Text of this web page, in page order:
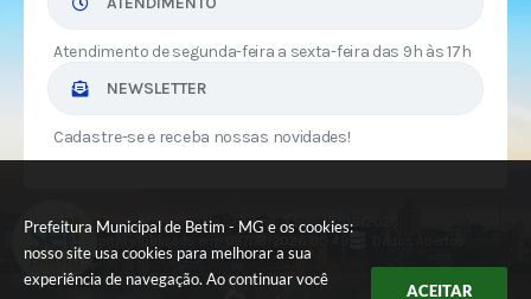
Prefeitura Municipal de Betim - MG e os cookies:
nosso site usa cookies para melhorar a sua
experiência de navegação. Ao continuar você
ACEITAR
Atendimento de segunda-feira a sexta-feira das 9h às 17h
NEWSLETTER
Cadastre-se e receba nossas novidades!
Versão do Sistema:3.5.3 - 19/06/2026